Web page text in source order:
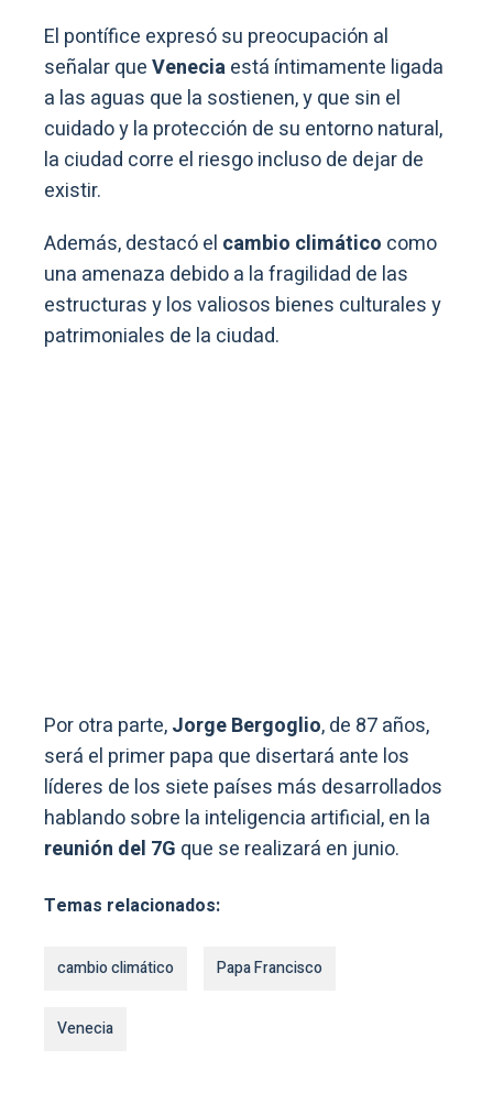
El pontífice expresó su preocupación al
señalar queVeneciaestá íntimamente ligada
a las aguas que la sostienen, y que sin el
cuidado y la protección de su entorno natural,
la ciudad corre el riesgo incluso de dejar de
existir.
Además, destacó el cambio climático como
una amenaza debido a la fragilidad de las
estructuras y los valiosos bienes culturales y
patrimoniales de la ciudad.
Por otra parte,Jorge Bergoglio, de 87 años,
será el primer papa que disertará ante los
líderes de los siete países más desarrollados
hablando sobre la inteligencia artificial, en la
reunión del 7G que se realizará en junio.
Temas relacionados:
cambio climático Papa Francisco
Venecia